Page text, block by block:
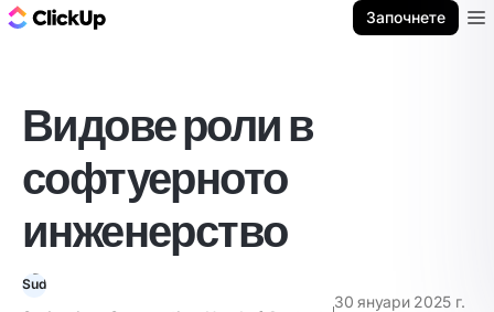
Започнете
Видове роли в
софтуерното
инженерство
30 януари 2025 г.